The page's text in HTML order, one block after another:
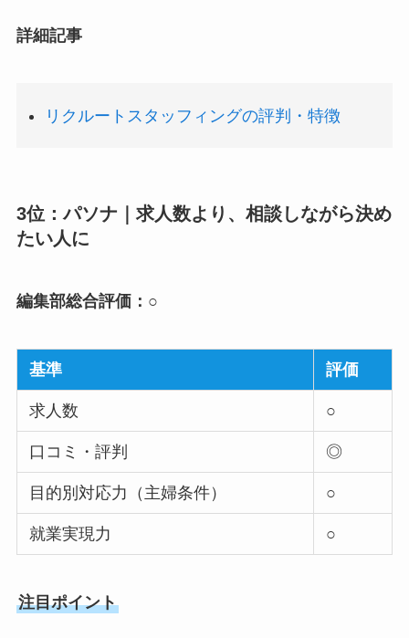
詳細記事
リクルートスタッフィングの評判・特徴
3位：パソナ｜求人数より、相談しながら決め
たい人に
編集部総合評価：○
基準 評価
求人数 ○
口コミ・評判 ◎
目的別対応力（主婦条件） ○
就業実現力 ○
注目ポイント